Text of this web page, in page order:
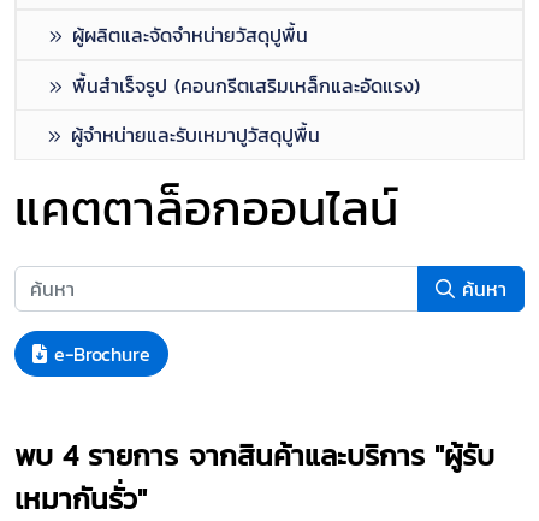
ผู้ผลิตและจัดจำหน่ายวัสดุปูพื้น
พื้นสำเร็จรูป (คอนกรีตเสริมเหล็กและอัดแรง)
ผู้จำหน่ายและรับเหมาปูวัสดุปูพื้น
แคตตาล็อกออนไลน์
ค้นหา
e-Brochure
พบ 4 รายการ จากสินค้าและบริการ "ผู้รับ
เหมากันรั่ว"